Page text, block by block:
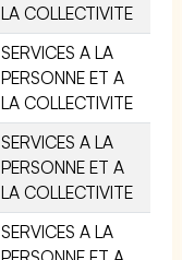
LA COLLECTIVITE
SERVICES A LA
PERSONNE ET A
LA COLLECTIVITE
SERVICES A LA
PERSONNE ET A
LA COLLECTIVITE
SERVICES A LA